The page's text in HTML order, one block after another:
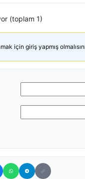
(toplam 1)
için giriş yapmış